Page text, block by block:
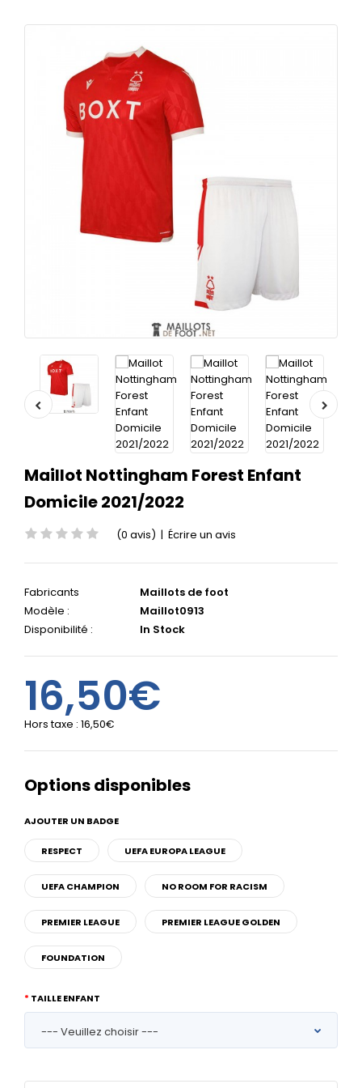
Maillot Nottingham Forest Enfant
Domicile 2021/2022
(0 avis) | Écrire un avis
Fabricants
Maillots de foot
Modèle :
Maillot0913
Disponibilité :
In Stock
16,50€
Hors taxe : 16,50€
Options disponibles
AJOUTER UN BADGE
RESPECT UEFA EUROPA LEAGUE
UEFA CHAMPION NO ROOM FOR RACISM
PREMIER LEAGUE PREMIER LEAGUE GOLDEN
FOUNDATION
TAILLE ENFANT